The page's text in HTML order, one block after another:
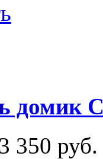
домик
350 руб.